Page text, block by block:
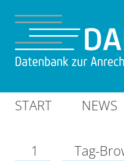
START NEWS
1 Tag-